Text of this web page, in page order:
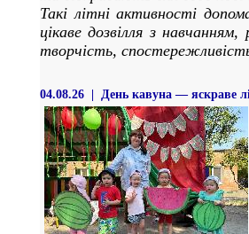
Такі літні активності
цікаве дозвілля з
творчість,
04.08.26 | День кавуна — яскраве